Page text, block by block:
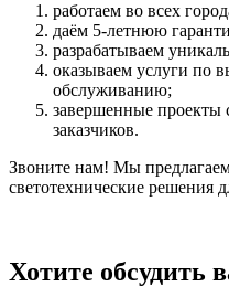
работаем во всех
даём 5-летнюю
разрабатываем
оказываем услуги по
обслуживанию;
завершенные проекты
заказчиков.
Звоните нам! Мы
светотехнические решения
Хотите обсудить